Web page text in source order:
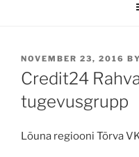
POSTED
ON
NOVEMBER 23, 2016 BY
Credit24
tugevusgrupp
Lõuna regiooni Tõrva